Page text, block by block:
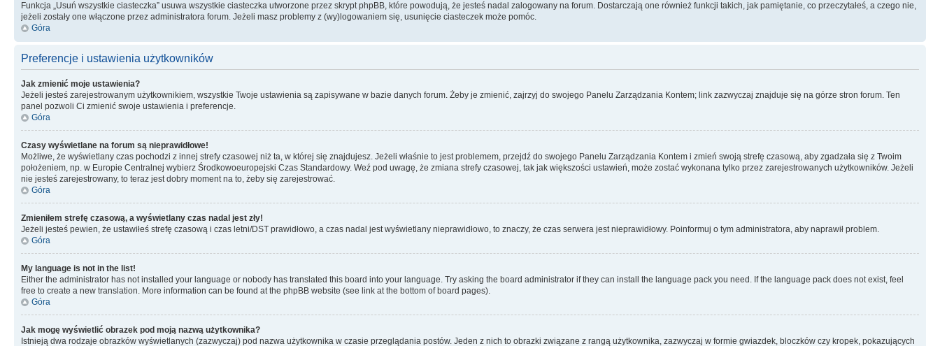
Funkcja „Usuń wszystkie ciasteczka” usuwa wszystkie ciasteczka utworzone przez skrypt phpBB, które powodują, że jesteś nadal zalogowany na forum. Dostarczają one również funkcji takich, jak pamiętanie, co przeczytałeś, a czego nie,
jeżeli zostały one włączone przez administratora forum. Jeżeli masz problemy z (wy)logowaniem się, usunięcie ciasteczek może pomóc.
Góra
Preferencje i ustawienia użytkowników
Jak zmienić moje ustawienia?
Jeżeli jesteś zarejestrowanym użytkownikiem, wszystkie Twoje ustawienia są zapisywane w bazie danych forum. Żeby je zmienić, zajrzyj do swojego Panelu Zarządzania Kontem; link zazwyczaj znajduje się na górze stron forum. Ten
panel pozwoli Ci zmienić swoje ustawienia i preferencje.
Góra
Czasy wyświetlane na forum są nieprawidłowe!
Możliwe, że wyświetlany czas pochodzi z innej strefy czasowej niż ta, w której się znajdujesz. Jeżeli właśnie to jest problemem, przejdź do swojego Panelu Zarządzania Kontem i zmień swoją strefę czasową, aby zgadzała się z Twoim
położeniem, np. w Europie Centralnej wybierz Środkowoeuropejski Czas Standardowy. Weź pod uwagę, że zmiana strefy czasowej, tak jak większości ustawień, może zostać wykonana tylko przez zarejestrowanych użytkowników. Jeżeli
nie jesteś zarejestrowany, to teraz jest dobry moment na to, żeby się zarejestrować.
Góra
Zmieniłem strefę czasową, a wyświetlany czas nadal jest zły!
Jeżeli jesteś pewien, że ustawiłeś strefę czasową i czas letni/DST prawidłowo, a czas nadal jest wyświetlany nieprawidłowo, to znaczy, że czas serwera jest nieprawidłowy. Poinformuj o tym administratora, aby naprawił problem.
Góra
My language is not in the list!
Either the administrator has not installed your language or nobody has translated this board into your language. Try asking the board administrator if they can install the language pack you need. If the language pack does not exist, feel
free to create a new translation. More information can be found at the phpBB website (see link at the bottom of board pages).
Góra
Jak mogę wyświetlić obrazek pod moją nazwą użytkownika?
Istnieją dwa rodzaje obrazków wyświetlanych (zazwyczaj) pod nazwa użytkownika w czasie przeglądania postów. Jeden z nich to obrazki związane z rangą użytkownika, zazwyczaj w formie gwiazdek, bloczków czy kropek, pokazujących